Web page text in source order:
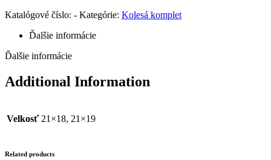
Katalógové číslo: - Kategórie: Kolesá komplet
Ďalšie informácie
Ďalšie informácie
Additional Information
Velkosť 21×18, 21×19
Related products